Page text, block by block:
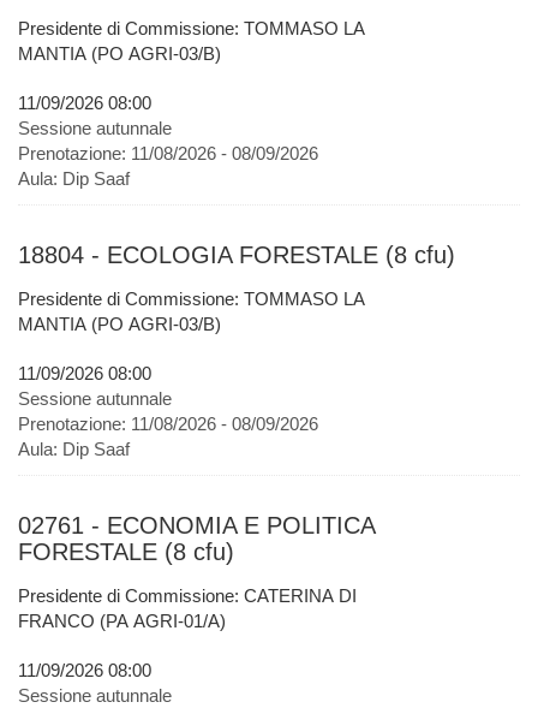
Presidente di Commissione: TOMMASO LA
MANTIA (PO AGRI-03/B)
11/09/2026 08:00
Sessione autunnale
Prenotazione: 11/08/2026 - 08/09/2026
Aula: Dip Saaf
18804 - ECOLOGIA FORESTALE (8 cfu)
Presidente di Commissione: TOMMASO LA
MANTIA (PO AGRI-03/B)
11/09/2026 08:00
Sessione autunnale
Prenotazione: 11/08/2026 - 08/09/2026
Aula: Dip Saaf
02761 - ECONOMIA E POLITICA
FORESTALE (8 cfu)
Presidente di Commissione: CATERINA DI
FRANCO (PA AGRI-01/A)
11/09/2026 08:00
Sessione autunnale